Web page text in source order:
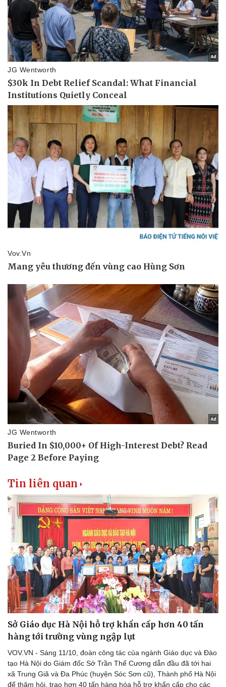
Thể thao
Bóng đá
Lịch thi đấu bóng đá
Thế giới thể thao
eSports
Hậu trường
Ô tô - Xe máy
Ô tô
Xe máy
Tư vấn
Tin liên quan
Sở Giáo dục Hà Nội hỗ trợ khẩn cấp hơn 40 tấn
hàng tới trường vùng ngập lụt
VOV.VN - Sáng 11/10, đoàn công tác của ngành Giáo dục và Đào
tạo Hà Nội do Giám đốc Sở Trần Thế Cương dẫn đầu đã tới hai
xã Trung Giã và Đa Phúc (huyện Sóc Sơn cũ), Thành phố Hà Nội
để thăm hỏi, trao hơn 40 tấn hàng hóa hỗ trợ khẩn cấp cho các